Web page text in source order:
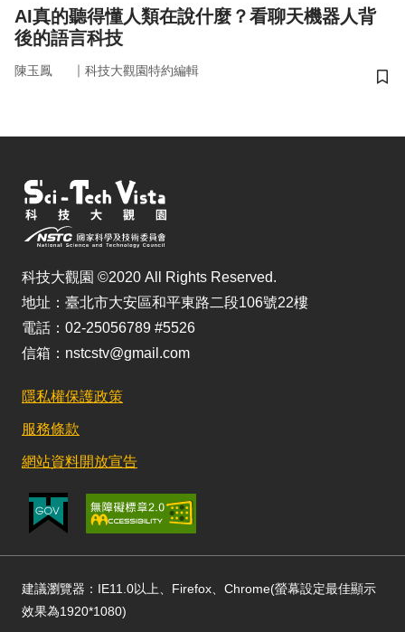
AI真的聽得懂人類在說什麼？看聊天機器人背
後的語言科技
陳玉鳳 ｜ 科技大觀園特約編輯
儲
科技大觀園 ©2020 All Rights Reserved.
地址：臺北市大安區和平東路二段106號22樓
電話：02-25056789 #5526
信箱：nstcstv@gmail.com
隱私權保護政策
服務條款
網站資料開放宣告
建議瀏覽器：IE11.0以上、Firefox、Chrome(螢幕設定最佳顯示
效果為1920*1080)